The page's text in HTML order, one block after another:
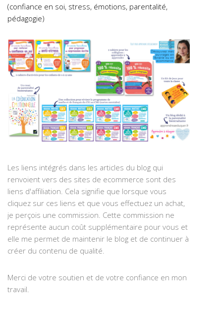
(confiance en soi, stress, émotions, parentalité,
pédagogie)
Les liens intégrés dans les articles du blog qui
renvoient vers des sites de ecommerce sont des
liens d'affiliation. Cela signifie que lorsque vous
cliquez sur ces liens et que vous effectuez un achat,
je perçois une commission. Cette commission ne
représente aucun coût supplémentaire pour vous et
elle me permet de maintenir le blog et de continuer à
créer du contenu de qualité.
Merci de votre soutien et de votre confiance en mon
travail.